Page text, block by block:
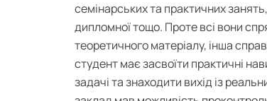
семінарських та практичних
дипломної тощо. Проте всі вони
теоретичного матеріалу, інша
студент має засвоїти практичні
задачі та знаходити вихід із